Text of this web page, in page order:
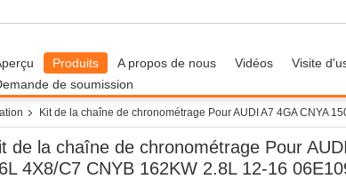
Produits A propos de nous Vidéos Visite
de soumission
Kit de la chaîne de chronométrage Pour AUDI A7 4GA CNYA
de la chaîne de chronométrage Pour
4X8/C7 CNYB 162KW 2.8L 12-16